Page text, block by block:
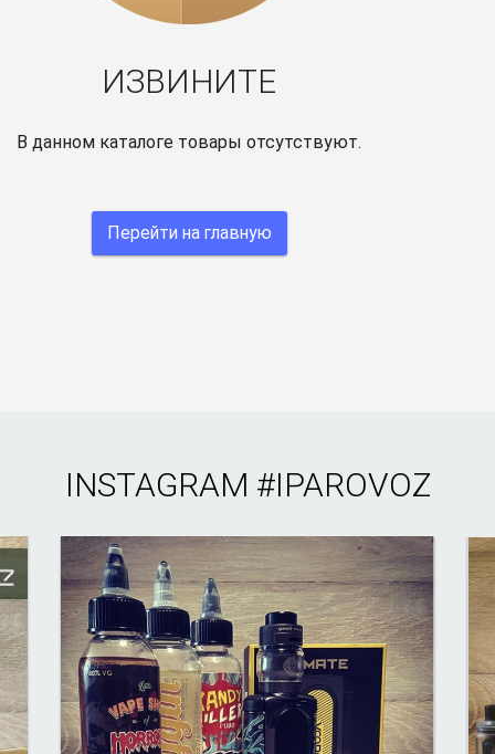
ИЗВИНИТЕ
В данном каталоге товары отсутствуют.
Перейти на главную
INSTAGRAM #IPAROVOZ